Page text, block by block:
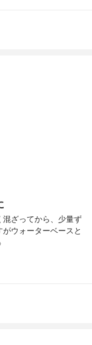
混ざってから、少量ず
ウォーターベースと